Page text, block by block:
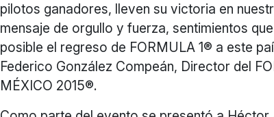
pilotos ganadores, lleven su victoria en
mensaje de orgullo y fuerza, sentimientos
posible el regreso de FORMULA 1® a este
Federico González Compeán, Director del
MÉXICO 2015®.